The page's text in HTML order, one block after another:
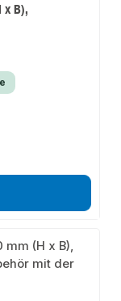
x B),